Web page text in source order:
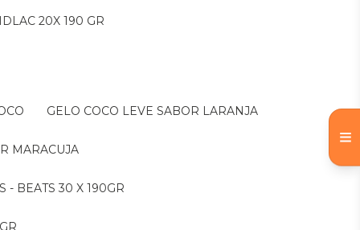
20X 190 GR
GELO COCO LEVE SABOR LARANJA
MARACUJA
- BEATS 30 X 190GR